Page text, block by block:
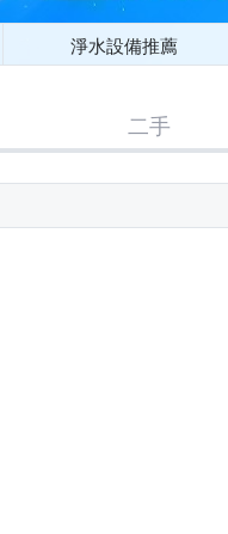
淨水設備推薦
二手